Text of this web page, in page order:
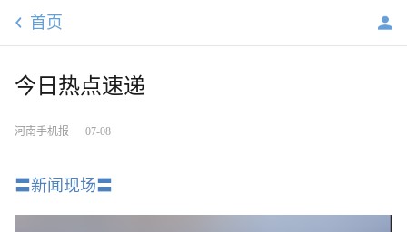
首页
今日热点速递
河南手机报 07-08
〓新闻现场〓